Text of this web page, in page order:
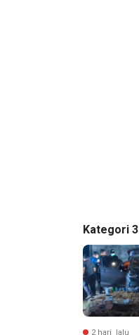
Kategori 3
2 hari lalu